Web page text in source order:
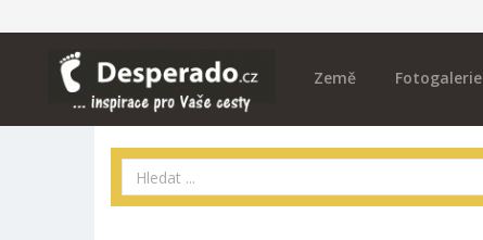
Země Fotogalerie